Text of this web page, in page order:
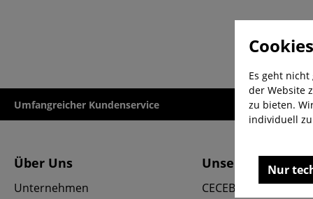
Umfangreicher Kundenservice Kauf auf
Über Uns
Unternehmen
Unsere Marken
CECEBA
Es geht
der Website
zu bieten.
individuell
Nur